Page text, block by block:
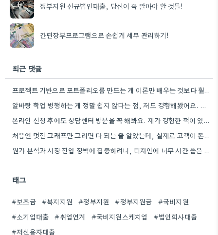
정부지원 신규법인대출, 당신이 꼭 알아야 할 것들!
간편장부프로그램으로 손쉽게 세무 관리하기!
최근 댓글
프로젝트 기반으로 포트폴리오를 만드는 게 이론만 배우는 것보다 훨씬 도움이 될 것 같아요. 제가 웹…
알바랑 학업 병행하는 게 정말 쉽지 않다는 점, 저도 경험해봤어요. 시간 관리를 잘 해야 할…
온라인 신청 후에도 상담센터 방문을 꼭 해봐요. 제가 경험한 적이 있는데, 시스템에 대한 이해도가 확…
처음엔 멋진 그래프만 그리면 다 되는 줄 알았는데, 실제로 고객이 돈을 지불하는 이유를 생각하는 게…
원가 분석과 시장 진입 장벽에 집중하려니, 디자인에 너무 시간 쏟은 게 맞지 않았던 것 같아요.…
태그
#보조금 #복지지원 #정부지원 #정부지원금
#국비지원
#소기업대출
#취업연계 #국비지원스케치업
#법인회사대출
#저신용자대출